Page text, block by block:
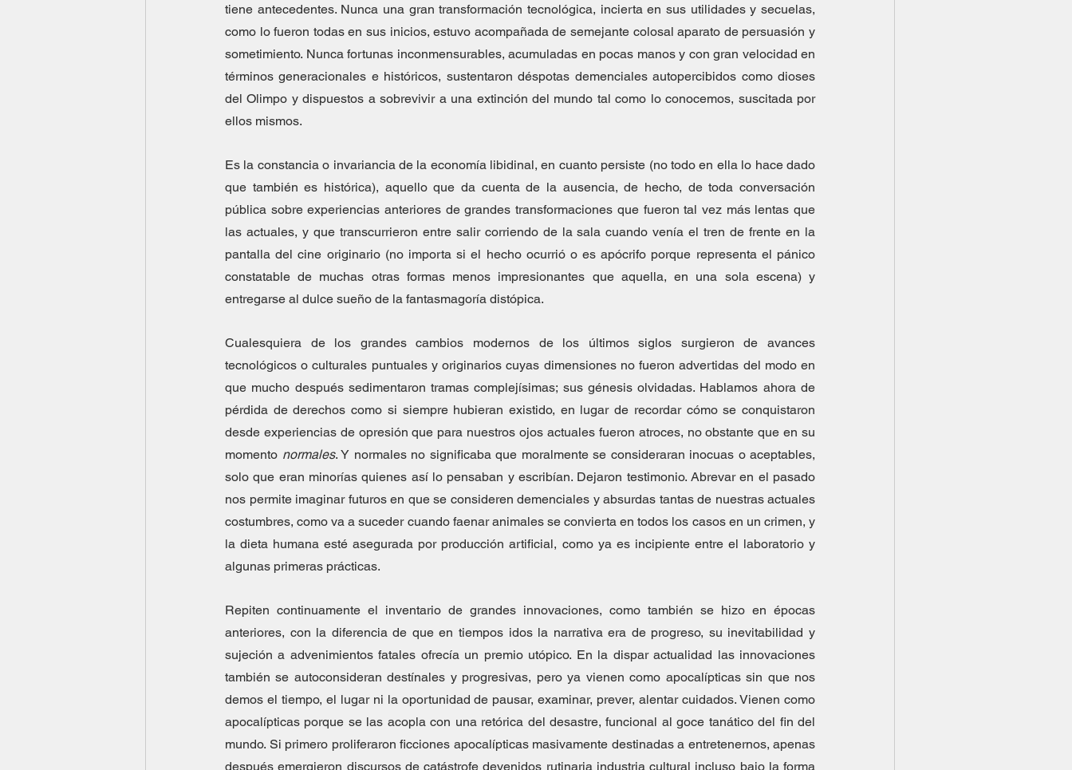
tiene antecedentes. Nunca una gran transformación tecnológica, incierta en sus utilidades y secuelas,
como lo fueron todas en sus inicios, estuvo acompañada de semejante colosal aparato de persuasión y
sometimiento. Nunca fortunas inconmensurables, acumuladas en pocas manos y con gran velocidad en
términos generacionales e históricos, sustentaron déspotas demenciales autopercibidos como dioses
del Olimpo y dispuestos a sobrevivir a una extinción del mundo tal como lo conocemos, suscitada por
ellos mismos.
Es la constancia o invariancia de la economía libidinal, en cuanto persiste (no todo en ella lo hace dado
que también es histórica), aquello que da cuenta de la ausencia, de hecho, de toda conversación
pública sobre experiencias anteriores de grandes transformaciones que fueron tal vez más lentas que
las actuales, y que transcurrieron entre salir corriendo de la sala cuando venía el tren de frente en la
pantalla del cine originario (no importa si el hecho ocurrió o es apócrifo porque representa el pánico
constatable de muchas otras formas menos impresionantes que aquella, en una sola escena) y
entregarse al dulce sueño de la fantasmagoría distópica.
Cualesquiera de los grandes cambios modernos de los últimos siglos surgieron de avances
tecnológicos o culturales puntuales y originarios cuyas dimensiones no fueron advertidas del modo en
que mucho después sedimentaron tramas complejísimas; sus génesis olvidadas. Hablamos ahora de
pérdida de derechos como si siempre hubieran existido, en lugar de recordar cómo se conquistaron
desde experiencias de opresión que para nuestros ojos actuales fueron atroces, no obstante que en su
momento normales. Y normales no significaba que moralmente se consideraran inocuas o aceptables,
solo que eran minorías quienes así lo pensaban y escribían. Dejaron testimonio. Abrevar en el pasado
nos permite imaginar futuros en que se consideren demenciales y absurdas tantas de nuestras actuales
costumbres, como va a suceder cuando faenar animales se convierta en todos los casos en un crimen, y
la dieta humana esté asegurada por producción artificial, como ya es incipiente entre el laboratorio y
algunas primeras prácticas.
Repiten continuamente el inventario de grandes innovaciones, como también se hizo en épocas
anteriores, con la diferencia de que en tiempos idos la narrativa era de progreso, su inevitabilidad y
sujeción a advenimientos fatales ofrecía un premio utópico. En la dispar actualidad las innovaciones
también se autoconsideran destínales y progresivas, pero ya vienen como apocalípticas sin que nos
demos el tiempo, el lugar ni la oportunidad de pausar, examinar, prever, alentar cuidados. Vienen como
apocalípticas porque se las acopla con una retórica del desastre, funcional al goce tanático del fin del
mundo. Si primero proliferaron ficciones apocalípticas masivamente destinadas a entretenernos, apenas
después emergieron discursos de catástrofe devenidos rutinaria industria cultural incluso bajo la forma